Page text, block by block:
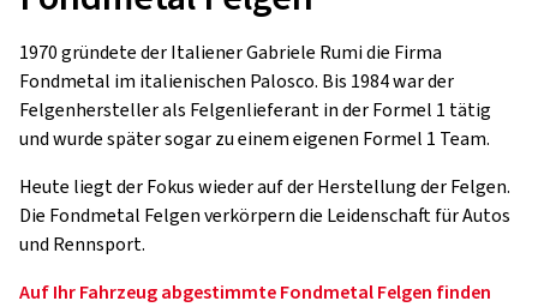
1970 gründete der Italiener Gabriele Rumi die Firma
Fondmetal im italienischen Palosco. Bis 1984 war der
Felgenhersteller als Felgenlieferant in der Formel 1 tätig
und wurde später sogar zu einem eigenen Formel 1 Team.
Heute liegt der Fokus wieder auf der Herstellung der Felgen.
Die Fondmetal Felgen verkörpern die Leidenschaft für Autos
und Rennsport.
Auf Ihr Fahrzeug abgestimmte Fondmetal Felgen finden